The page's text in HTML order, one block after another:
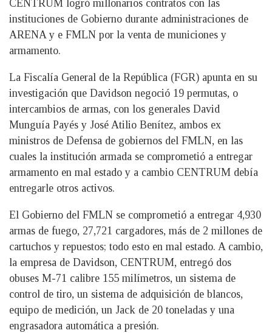
CENTRUM logró millonarios contratos con las
instituciones de Gobierno durante administraciones de
ARENA y e FMLN por la venta de municiones y
armamento.
La Fiscalía General de la República (FGR) apunta en su
investigación que Davidson negoció 19 permutas, o
intercambios de armas, con los generales David
Munguía Payés y José Atilio Benítez, ambos ex
ministros de Defensa de gobiernos del FMLN, en las
cuales la institución armada se comprometió a entregar
armamento en mal estado y a cambio CENTRUM debía
entregarle otros activos.
El Gobierno del FMLN se comprometió a entregar 4,930
armas de fuego, 27,721 cargadores, más de 2 millones de
cartuchos y repuestos; todo esto en mal estado. A cambio,
la empresa de Davidson, CENTRUM, entregó dos
obuses M-71 calibre 155 milímetros, un sistema de
control de tiro, un sistema de adquisición de blancos,
equipo de medición, un Jack de 20 toneladas y una
engrasadora automática a presión.